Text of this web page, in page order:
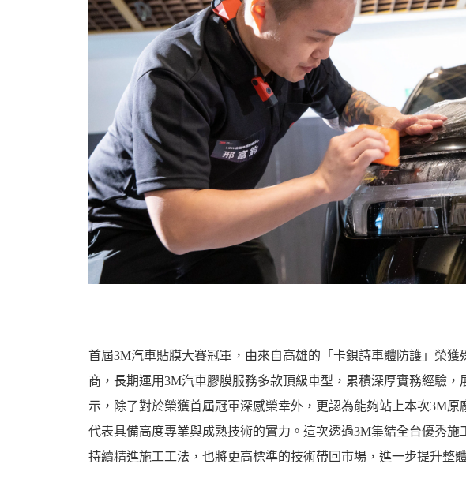
首屆3M汽車貼膜大賽冠軍，由來自高雄的「卡鋇詩車體防護」榮
商，長期運用3M汽車膠膜服務多款頂級車型，累積深厚實務經驗
示，除了對於榮獲首屆冠軍深感榮幸外，更認為能夠站上本次3M
代表具備高度專業與成熟技術的實力。這次透過3M集結全台優秀施
持續精進施工工法，也將更高標準的技術帶回市場，進一步提升整